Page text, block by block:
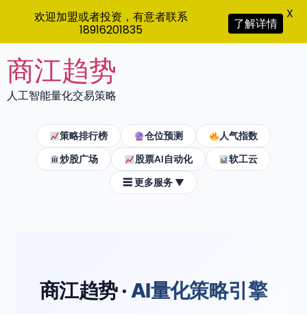
to
content
商江趋势
人工智能量化交易策略
策略排行榜 仓位预测 人气指数
炒股广场 股票AI自动化 软工云
☰ 更多服务 ▼
商江趋势 · AI量化策略引擎
欢迎加盟或者投资，有意者联系
18916201835
了解详情
X